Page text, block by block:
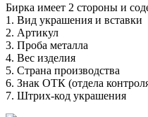
Бирка имеет 2 стороны и
1. Вид украшения и вставки
2. Артикул
3. Проба металла
4. Вес изделия
5. Страна производства
6. Знак ОТК (отдела
7. Штрих-код украшения